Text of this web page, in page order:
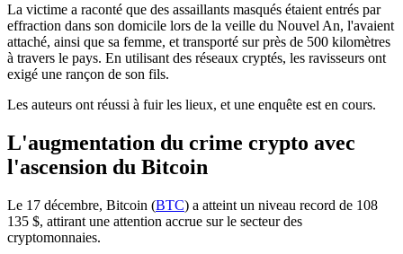
La victime a raconté que des assaillants masqués étaient entrés par
effraction dans son domicile lors de la veille du Nouvel An, l'avaient
attaché, ainsi que sa femme, et transporté sur près de 500 kilomètres
à travers le pays. En utilisant des réseaux cryptés, les ravisseurs ont
exigé une rançon de son fils.
Les auteurs ont réussi à fuir les lieux, et une enquête est en cours.
L'augmentation du crime crypto avec
l'ascension du Bitcoin
Le 17 décembre, Bitcoin (BTC) a atteint un niveau record de 108
135 $, attirant une attention accrue sur le secteur des
cryptomonnaies.